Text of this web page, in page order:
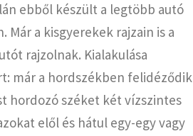
ebből készült a legtöbb autó
a kisgyerekek rajzain is a
rajzolnak. Kialakulása
már a hordszékben felidéződik
hordozó széket két vízszintes
elől és hátul egy-egy vagy